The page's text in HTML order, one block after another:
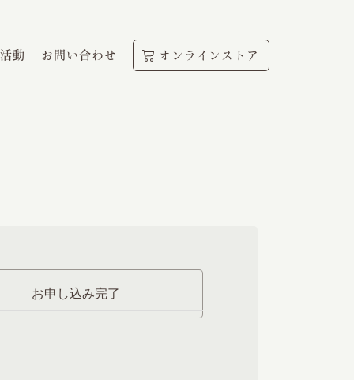
動 お問い合わせ オンラインストア
お申し込み完了